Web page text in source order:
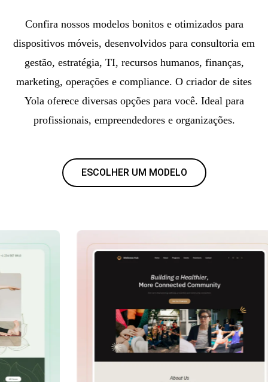
Confira nossos modelos bonitos e otimizados para
dispositivos móveis, desenvolvidos para consultoria em
gestão, estratégia, TI, recursos humanos, finanças,
marketing, operações e compliance. O criador de sites
Yola oferece diversas opções para você. Ideal para
profissionais, empreendedores e organizações.
ESCOLHER UM MODELO